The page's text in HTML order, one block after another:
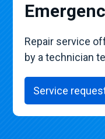
Repair service
by a technician
Service